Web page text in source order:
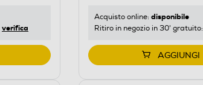
verifica
Acquisto online: disponibile
Ritiro in negozio in 30' gratuito:
AGGIUNGI